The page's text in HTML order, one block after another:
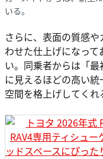
いる。
さらに、表面の質感
わせた仕上げになっ
い。同乗者からは「最
に見えるほどの高い
空間を格上げしてくれ